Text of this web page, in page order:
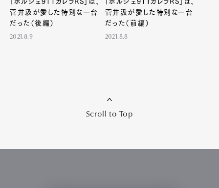
「ポルシェ911カレラRS」は、
菅井汲が愛した特別な一台
だった（後編）
2021.8.9
「ポルシェ911カレラRS」は、
菅井汲が愛した特別な一台
だった（前編）
2021.8.8
Scroll to Top